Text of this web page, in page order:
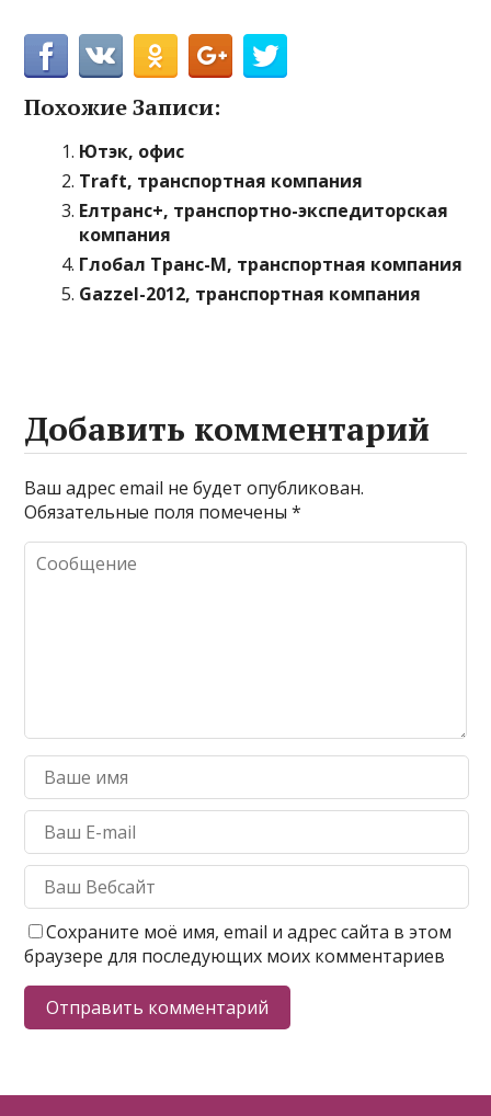
Похожие Записи:
Ютэк, офис
Traft, транспортная компания
Елтранс+, транспортно-экспедиторская
компания
Глобал Транс-М, транспортная компания
Gazzel-2012, транспортная компания
Добавить комментарий
Ваш адрес email не будет опубликован.
Обязательные поля помечены*
Сохраните моё имя, email и адрес сайта в этом
браузере для последующих моих комментариев